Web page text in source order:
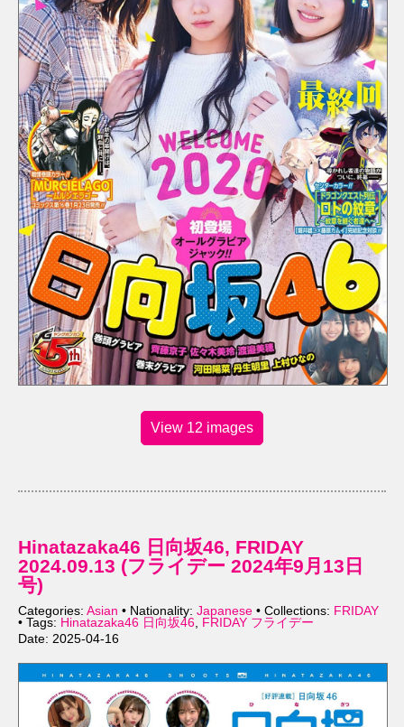
View 12 images
Hinatazaka46 日向坂46, FRIDAY
2024.09.13 (フライデー 2024年9月13日
号)
Categories: Asian • Nationality: Japanese • Collections: FRIDAY
• Tags: Hinatazaka46 日向坂46
FRIDAY フライデー
Date: 2025-04-16